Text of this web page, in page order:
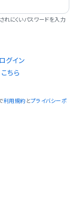
にくいパスワードを入力
ログイン
こちら
利用規約 とプライバシーポ